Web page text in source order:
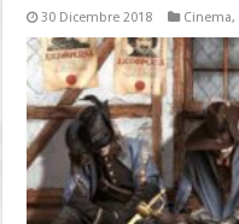
30 Dicembre 2018 Cinema,